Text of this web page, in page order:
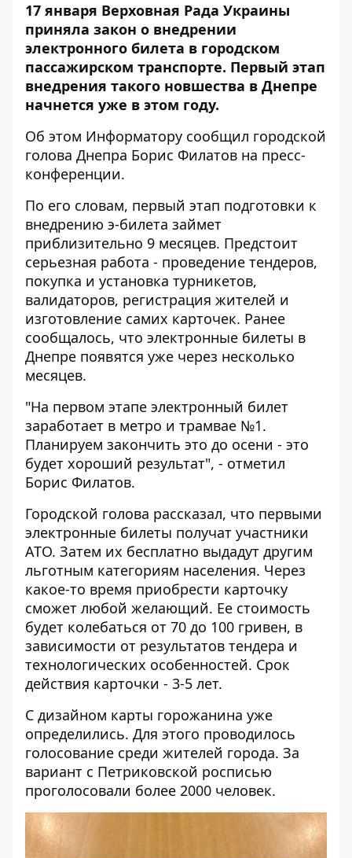
17 января Верховная Рада Украины
приняла закон о внедрении
электронного билета в городском
пассажирском транспорте. Первый этап
внедрения такого новшества в Днепре
начнется уже в этом году.
Об этом Информатору сообщил городской
голова Днепра Борис Филатов на пресс-
конференции.
По его словам, первый этап подготовки к
внедрению э-билета займет
приблизительно 9 месяцев. Предстоит
серьезная работа - проведение тендеров,
покупка и установка турникетов,
валидаторов, регистрация жителей и
изготовление самих карточек. Ранее
сообщалось, что электронные билеты в
Днепре появятся уже через несколько
месяцев.
"На первом этапе электронный билет
заработает в метро и трамвае №1.
Планируем закончить это до осени - это
будет хороший результат", - отметил
Борис Филатов.
Городской голова рассказал, что первыми
электронные билеты получат участники
АТО. Затем их бесплатно выдадут другим
льготным категориям населения. Через
какое-то время приобрести карточку
сможет любой желающий. Ее стоимость
будет колебаться от 70 до 100 гривен, в
зависимости от результатов тендера и
технологических особенностей. Срок
действия карточки - 3-5 лет.
С дизайном карты горожанина уже
определились. Для этого проводилось
голосование среди жителей города. За
вариант с Петриковской росписью
проголосовали более 2000 человек.